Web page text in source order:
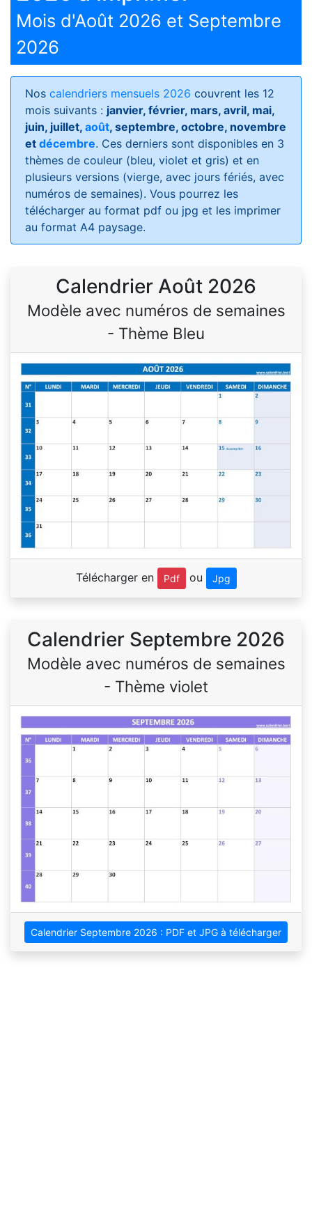
Mois d'Août 2026 et Septembre
2026
Nos calendriers mensuels 2026 couvrent les 12
mois suivants : janvier, février, mars, avril, mai,
juin, juillet, août, septembre, octobre, novembre
et décembre. Ces derniers sont disponibles en 3
thèmes de couleur (bleu, violet et gris) et en
plusieurs versions (vierge, avec jours fériés, avec
numéros de semaines). Vous pourrez les
télécharger au format pdf ou jpg et les imprimer
au format A4 paysage.
Calendrier Août 2026
Modèle avec numéros de semaines
- Thème Bleu
Télécharger en Pdf ou Jpg
Calendrier Septembre 2026
Modèle avec numéros de semaines
- Thème violet
Calendrier Septembre 2026 : PDF et JPG à télécharger